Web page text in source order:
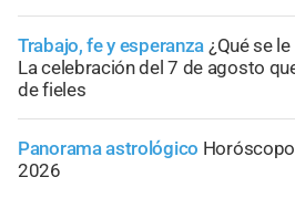
Trabajo, fe y esperanza ¿Qué se
La celebración del 7 de agosto
de fieles
Panorama astrológico
2026